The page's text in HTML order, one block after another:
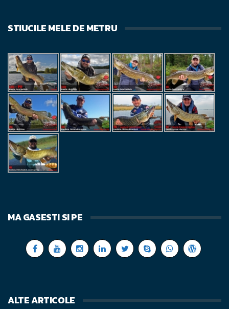
STIUCILE MELE DE METRU
MA GASESTI SI PE
ALTE ARTICOLE